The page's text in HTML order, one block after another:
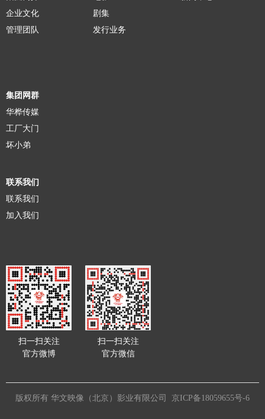
企业文化
管理团队
剧集
发行业务
集团网群
华桦传媒
工厂大门
坏小弟
联系我们
联系我们
加入我们
扫一扫关注
官方微博
扫一扫关注
官方微信
版权所有 华文映像（北京）影业有限公司 京ICP备18059655号-6